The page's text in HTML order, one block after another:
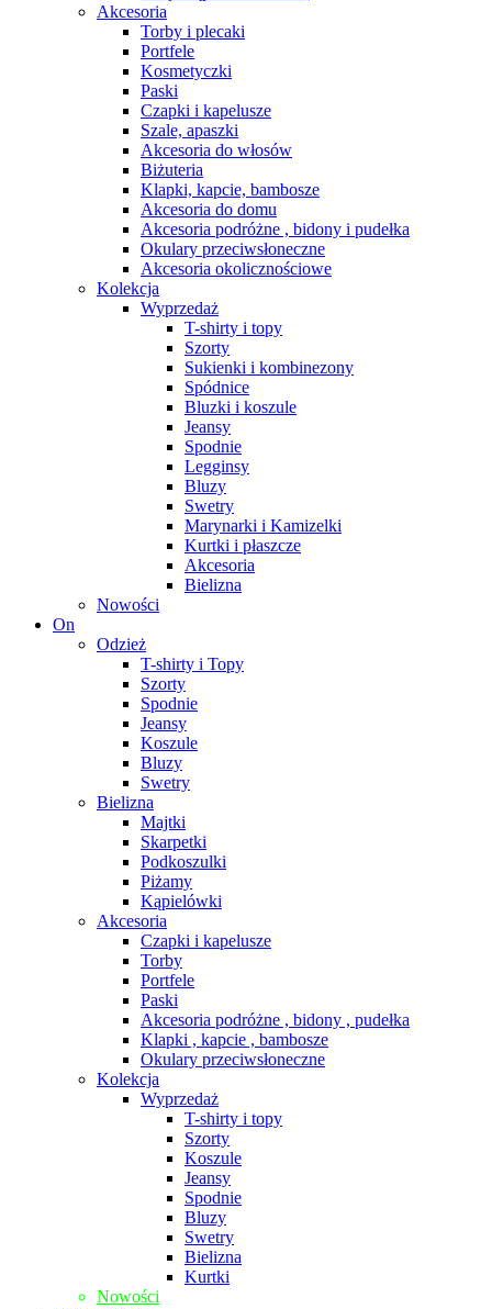
Akcesoria
Torby i plecaki
Portfele
Kosmetyczki
Paski
Czapki i kapelusze
Szale, apaszki
Akcesoria do włosów
Biżuteria
Klapki, kapcie, bambosze
Akcesoria do domu
Akcesoria podróżne , bidony i pudełka
Okulary przeciwsłoneczne
Akcesoria okolicznościowe
Kolekcja
Wyprzedaż
T-shirty i topy
Szorty
Sukienki i kombinezony
Spódnice
Bluzki i koszule
Jeansy
Spodnie
Legginsy
Bluzy
Swetry
Marynarki i Kamizelki
Kurtki i płaszcze
Akcesoria
Bielizna
Nowości
On
Odzież
T-shirty i Topy
Szorty
Spodnie
Jeansy
Koszule
Bluzy
Swetry
Bielizna
Majtki
Skarpetki
Podkoszulki
Piżamy
Kąpielówki
Akcesoria
Czapki i kapelusze
Torby
Portfele
Paski
Akcesoria podróżne , bidony , pudełka
Klapki , kapcie , bambosze
Okulary przeciwsłoneczne
Kolekcja
Wyprzedaż
T-shirty i topy
Szorty
Koszule
Jeansy
Spodnie
Bluzy
Swetry
Bielizna
Kurtki
Nowości